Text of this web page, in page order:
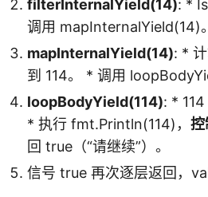
filterInternalYield(14): *
调用 mapInternalYield(14)。
mapInternalYield(14): *
到 114。 * 调用
loopBodyYield(114): * 114
* 执行 fmt.Println(114)， 控
回 true（“请继续”）。
信号 true 再次逐层返回，